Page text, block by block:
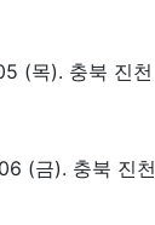
(목). 충북 진천
(금). 충북 진천